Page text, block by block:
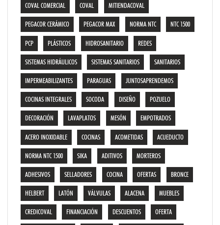
COVAL COMERCIAL COVAL MITIENDACOVAL
PEGACOR CERÁMICO PEGACOR MAX NORMA NTC NTC 1500
PCP PLÁSTICOS HIDROSANITARIO REDES
SISTEMAS HIDRÁULICOS SISTEMAS SANITARIOS SANITARIOS
IMPERMEABILIZANTES PARAGUAS JUNTOSAPRENDEMOS
COCINAS INTEGRALES SOCODA DISEÑO POZUELO
DECORACIÓN LAVAPLATOS MESÓN EMPOTRADOS
ACERO INOXIDABLE COCINAS ACOMETIDAS ACUEDUCTO
NORMA NTC 1500 SIKA ADITIVOS MORTEROS
ADHESIVOS SELLADORES COCINA OFERTAS BRONCE
HELBERT LATÓN VÁLVULAS ALACENA MUEBLES
CREDICOVAL FINANCIACIÓN DESCUENTOS OFERTA